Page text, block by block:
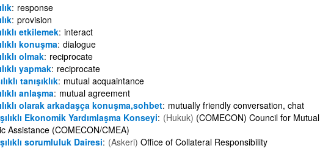
response
provision
etkilemek interact
konuşma dialogue
olmak reciprocate
yapmak reciprocate
tanışıklık mutual acquaintance
anlaşma mutual agreement
olarak arkadaşça konuşma,sohbet mutually friendly conversation, chat
Ekonomik Yardımlaşma Konseyi (Hukuk) (COMECON) Council for Mutual
Assistance (COMECON/CMEA)
sorumluluk Dairesi (Askeri) Office of Collateral Responsibility